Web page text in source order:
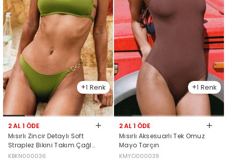
1
2 AL 1 ÖDE
Mısırlı Zincir Detaylı Soft
Straplez Bikini Takım Çağla
Yeşili
KBKN000036
1
2 AL 1 ÖDE
Mısırlı Aksesuarlı Tek Omuz
Mayo Tarçın
KMYO000039